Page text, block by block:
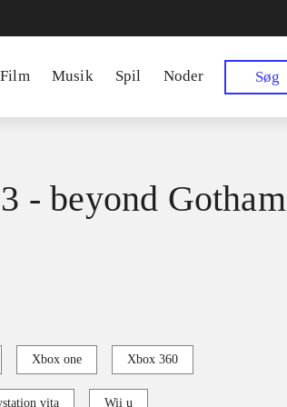
Film Musik Spil Noder Søg
- beyond Gotham
Xbox one Xbox 360
vita Wii u